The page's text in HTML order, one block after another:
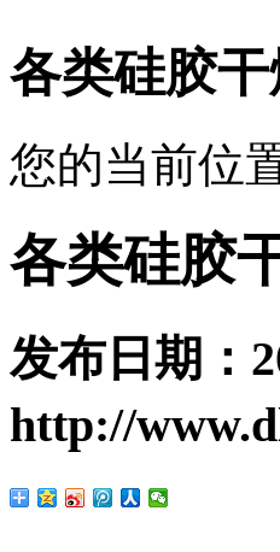
各类硅胶
您的当前位
各类硅胶
发布日期：
http://